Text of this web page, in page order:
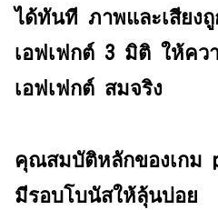
ได้ทันที ภาพและเสียง
เอฟเฟกต์ 3 มิติ ให้ค
เอฟเฟกต์ สมจริง
คุณสมบัติหลักของเกม
มีรอบโบนัสให้ลุ้นบ่อย